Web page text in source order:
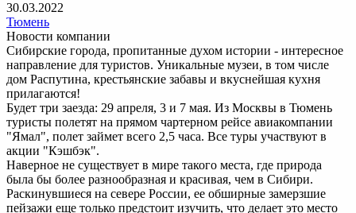
30.03.2022
Тюмень
Новости компании
Сибирские города, пропитанные духом истории - интересное
направление для туристов. Уникальные музеи, в том числе
дом Распутина, крестьянские забавы и вкуснейшая кухня
прилагаются!
Будет три заезда: 29 апреля, 3 и 7 мая. Из Москвы в Тюмень
туристы полетят на прямом чартерном рейсе авиакомпании
"Ямал", полет займет всего 2,5 часа. Все туры участвуют в
акции "Кэшбэк".
Наверное не существует в мире такого места, где природа
была бы более разнообразная и красивая, чем в Сибири.
Раскинувшиеся на севере России, ее обширные замерзшие
пейзажи еще только предстоит изучить, что делает это место